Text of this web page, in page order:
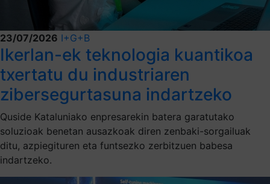
23/07/2026 I+G+B
Ikerlan-ek teknologia kuantikoa
txertatu du industriaren
zibersegurtasuna indartzeko
Quside Kataluniako enpresarekin batera garatutako
soluzioak benetan ausazkoak diren zenbaki-sorgailuak
ditu, azpiegituren eta funtsezko zerbitzuen babesa
indartzeko.